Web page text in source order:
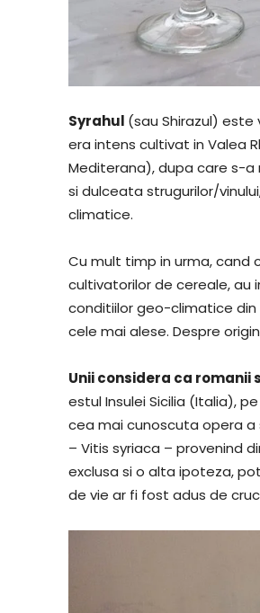
Syrahul (sau Shirazul)
era intens cultivat in Valea
Mediterana), dupa care s-
si dulceata strugurilor/
climatice.
Cu mult timp in urma, cand
cultivatorilor de cereale, au
conditiilor geo-climatice din
cele mai alese. Despre
Unii considera ca
estul Insulei Sicilia (Italia),
cea mai cunoscuta opera a
– Vitis syriaca – provenind
exclusa si o alta ipoteza,
de vie ar fi fost adus de